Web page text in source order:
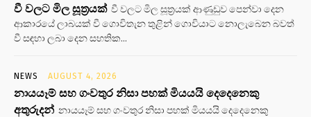
වී වලට මිල සූත්‍රයක් වී වලට මිල සූත්‍රයක් ආණුඩුව පෙන්වා දෙන
ආකාරයේ ලාබයක් වී ගොවිතැන තුළින් ගොවියාට නොලැබෙන බවත්
වී සඳහා ලබා දෙන සහතික...
NEWS AUGUST 4, 2026
නායයෑම් සහ ගංවතුර නිසා පහක් මියයයි දෙදෙනෙකු
අතුරුදන් නායයෑම් සහ ගංවතුර නිසා පහක් මියයයි දෙදෙනෙකු